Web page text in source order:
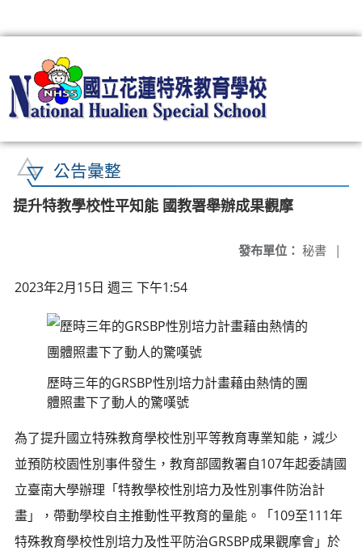
公告彙整
提升特教學校性平知能 國教署舉辦成果觀摩
發布單位： 秘書 |
2023年2月15日 週三 下午1:54
歷時三年的GRSBP性別培力計畫藉由熱情的團
體照畫下了動人的驚嘆號
為了提升國立特殊教育學校性別平等教育專業知能，減少
並預防校園性別事件發生，教育部國教署自107年起委請國
立臺南大學辦理「特教學校性別培力及性別事件防治計
畫」，帶動學校自主推動性平教育的量能。「109至111年
特殊教育學校性別培力及性平防治GRSBP成果觀摩會」於